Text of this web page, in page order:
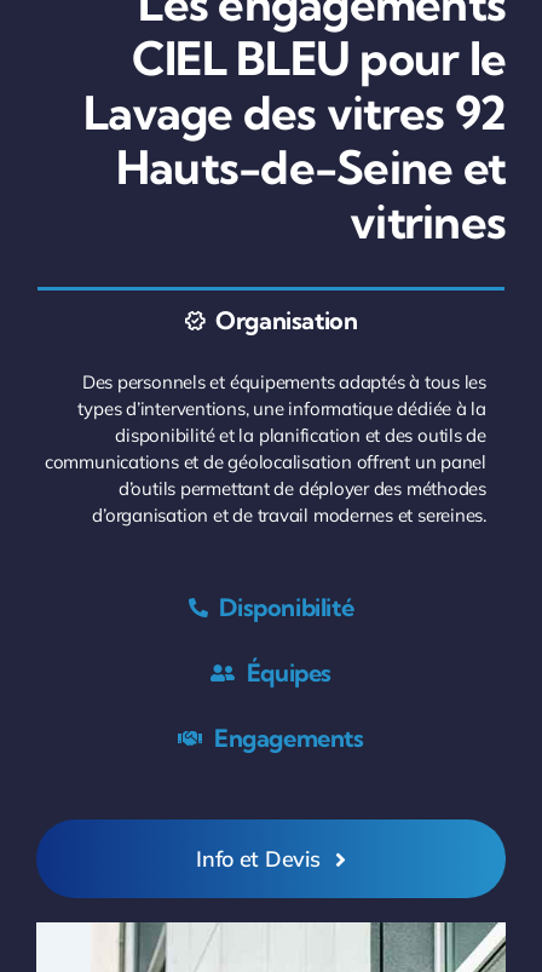
CIEL BLEU pour le
Lavage des vitres 92
Hauts-de-Seine et
vitrines
Organisation
Des personnels et équipements adaptés à tous les
types d’interventions, une informatique dédiée à la
disponibilité et la planification et des outils de
communications et de géolocalisation offrent un panel
d’outils permettant de déployer des méthodes
d’organisation et de travail modernes et sereines.
Disponibilité
Équipes
Engagements
Info et Devis